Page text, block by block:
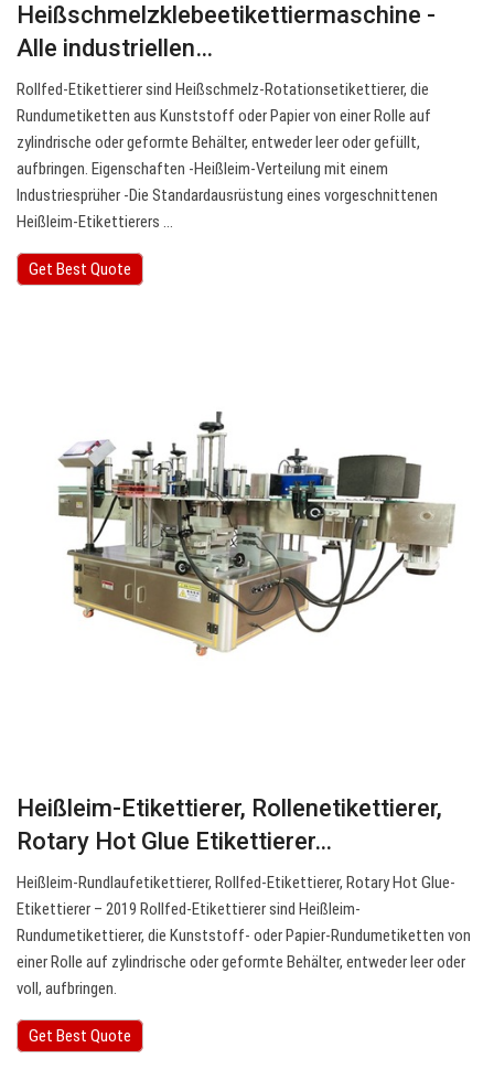
Heißschmelzklebeetikettiermaschine -
Alle industriellen…
Rollfed-Etikettierer sind Heißschmelz-Rotationsetikettierer, die
Rundumetiketten aus Kunststoff oder Papier von einer Rolle auf
zylindrische oder geformte Behälter, entweder leer oder gefüllt,
aufbringen. Eigenschaften -Heißleim-Verteilung mit einem
Industriesprüher -Die Standardausrüstung eines vorgeschnittenen
Heißleim-Etikettierers …
Get Best Quote
Heißleim-Etikettierer, Rollenetikettierer,
Rotary Hot Glue Etikettierer…
Heißleim-Rundlaufetikettierer, Rollfed-Etikettierer, Rotary Hot Glue-
Etikettierer – 2019 Rollfed-Etikettierer sind Heißleim-
Rundumetikettierer, die Kunststoff- oder Papier-Rundumetiketten von
einer Rolle auf zylindrische oder geformte Behälter, entweder leer oder
voll, aufbringen.
Get Best Quote